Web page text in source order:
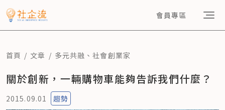
會員專區
首頁 文章 多元共融 、社會創業家
關於創新，一輛購物車能夠告訴我們什麼？
2015.09.01 趨勢